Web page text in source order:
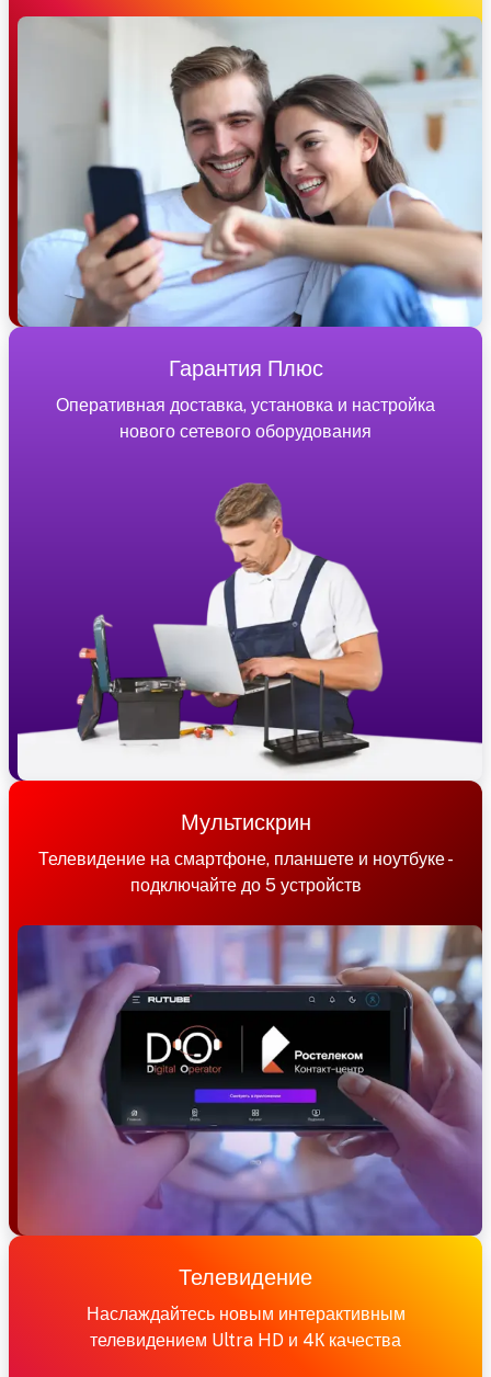
Гарантия Плюс
Оперативная доставка, установка и настройка
нового сетевого оборудования
Мультискрин
Телевидение на смартфоне, планшете и ноутбуке -
подключайте до 5 устройств
Телевидение
Наслаждайтесь новым интерактивным
телевидением Ultra HD и 4К качества